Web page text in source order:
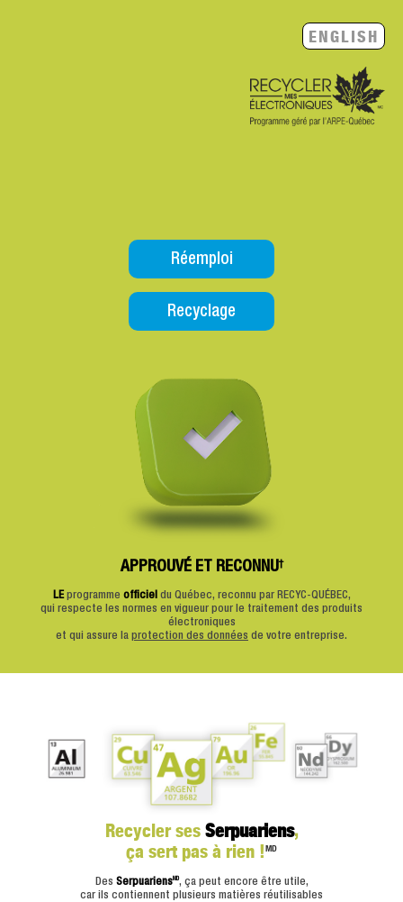
ENGLISH
Réemploi
Recyclage
APPROUVÉ ET RECONNU†
LEprogramme officiel du Québec, reconnu par RECYC-QUÉBEC,
qui respecte les normes en vigueur pour le traitement des produits
électroniques
et qui assure la protection des données de votre entreprise.
Recycler ses Serpuariens,
ça sert pas à rien !MD
Des SerpuariensMD, ça peut encore être utile,
car ils contiennent plusieurs matières réutilisables